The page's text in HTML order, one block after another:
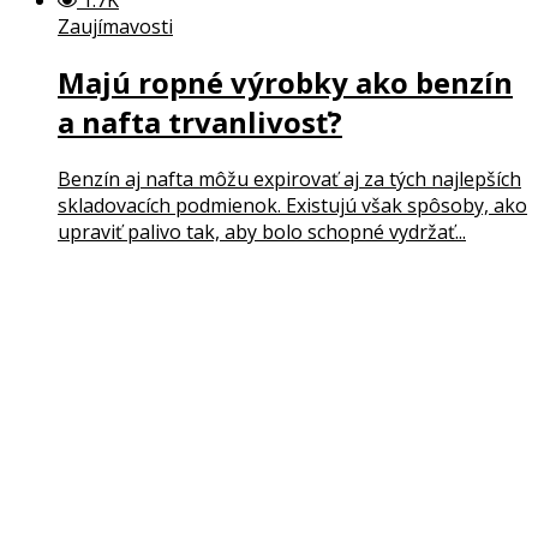
Zaujímavosti
Majú ropné výrobky ako benzín
a nafta trvanlivosť?
Benzín aj nafta môžu expirovať aj za tých najlepších
skladovacích podmienok. Existujú však spôsoby, ako
upraviť palivo tak, aby bolo schopné vydržať...